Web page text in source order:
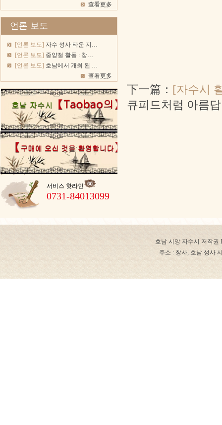
查看更多
언론 보도
[언론 보도] 자수 성사 타운 지…
[언론 보도] 중양절 활동 : 창…
[언론 보도] 호남에서 개최 된 …
查看更多
서비스 핫라인
0731-84013099
下一篇： [자수시
큐피드처럼 아름
호남 시앙 자수시 저작권
주소 : 창사, 호남 성사